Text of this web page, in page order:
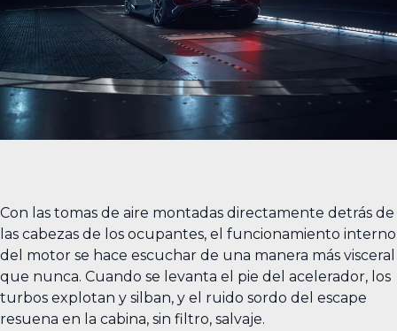
Con las tomas de aire montadas directamente detrás de
las cabezas de los ocupantes, el funcionamiento interno
del motor se hace escuchar de una manera más visceral
que nunca. Cuando se levanta el pie del acelerador, los
turbos explotan y silban, y el ruido sordo del escape
resuena en la cabina, sin filtro, salvaje.